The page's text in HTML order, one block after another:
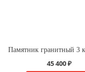
45 400 ₽